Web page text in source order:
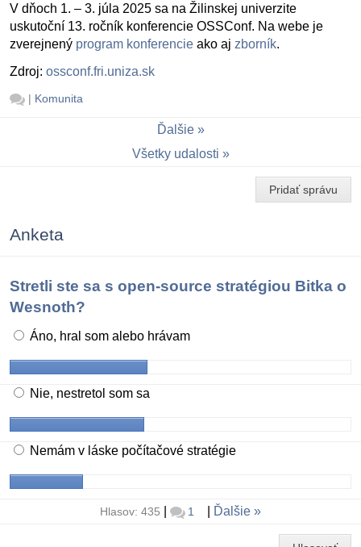
V dňoch 1. – 3. júla 2025 sa na Žilinskej univerzite
uskutoční 13. ročník konferencie OSSConf. Na webe je
zverejnený program konferencie ako aj zborník.
Zdroj: ossconf.fri.uniza.sk
| Komunita
Ďalšie
Všetky udalosti
Pridať správu
Anketa
Stretli ste sa s open-source stratégiou Bitka o
Wesnoth?
Áno, hral som alebo hrávam
Nie, nestretol som sa
Nemám v láske počítačové stratégie
Hlasov: 435 1 Ďalšie